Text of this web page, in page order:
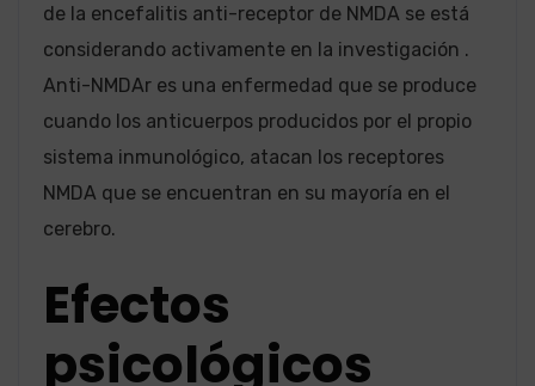
de la encefalitis anti-receptor de NMDA se está
considerando activamente en la investigación .
Anti-NMDAr es una enfermedad que se produce
cuando los anticuerpos producidos por el propio
sistema inmunológico, atacan los receptores
NMDA que se encuentran en su mayoría en el
cerebro.
Efectos
psicológicos